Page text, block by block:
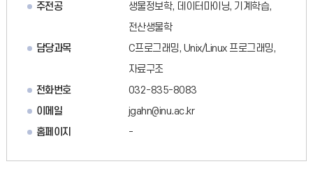
주전공
생물정보학, 데이터마이닝, 기계학습,
전산생물학
담당과목
C프로그래밍, Unix/Linux 프로그래밍,
자료구조
전화번호
032-835-8083
이메일
jgahn@inu.ac.kr
홈페이지
-